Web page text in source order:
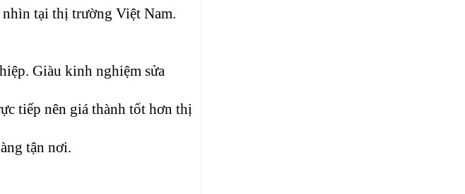
tại thị trường Việt Nam.
Giàu kinh nghiệm sửa
tiếp nên giá thành tốt hơn thị
tận nơi.